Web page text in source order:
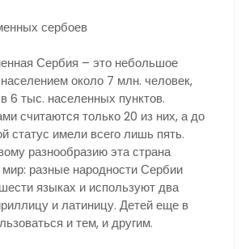
сербоев
Сербия – это небольшое
около 7 млн. человек,
6 тыс. населенных пунктов.
считаются только 20 из них, а до
статус имели всего лишь пять.
разнообразию эта страна
мир: разные народности Сербии
языках и используют два
и латиницу. Детей еще в
и тем, и другим.